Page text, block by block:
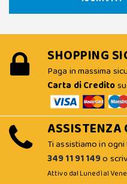
SHOPPING
Paga in massima
Carta di Creditosu
ASSISTENZA
Ti assistiamo in
349 11 91 149o
Attivo dal Lunedì al